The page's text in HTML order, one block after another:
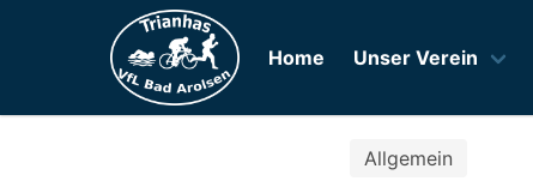
Home Unser Verein
Allgemein